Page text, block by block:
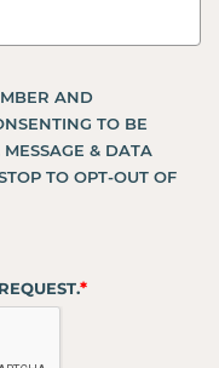
AND
TO BE
MESSAGE & DATA
TO OPT-OUT OF
*